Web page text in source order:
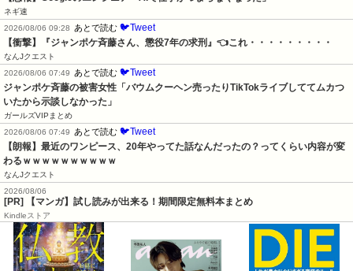
ネギ速
2026/08/06 09:28
あとで読む 🐦Tweet
【衝撃】『ジャンポケ斉藤さん、懲役7年の求刑』👈これ・・・・・・・・・
なんJクエスト
2026/08/06 07:49
あとで読む 🐦Tweet
ジャンポケ斉藤の被害女性「バウムクーヘン売ったりTikTokライブしててムカつ
いたから示談しなかった」
ガールズVIPまとめ
2026/08/06 07:49
あとで読む 🐦Tweet
【朗報】最近のワンピース、20年やってた話なんだったの？ってくらい内容が変
わるｗｗｗｗｗｗｗｗｗｗ
なんJクエスト
2026/08/06
[PR] 【マンガ】試し読みが出来る！期間限定無料本まとめ
Kindleストア